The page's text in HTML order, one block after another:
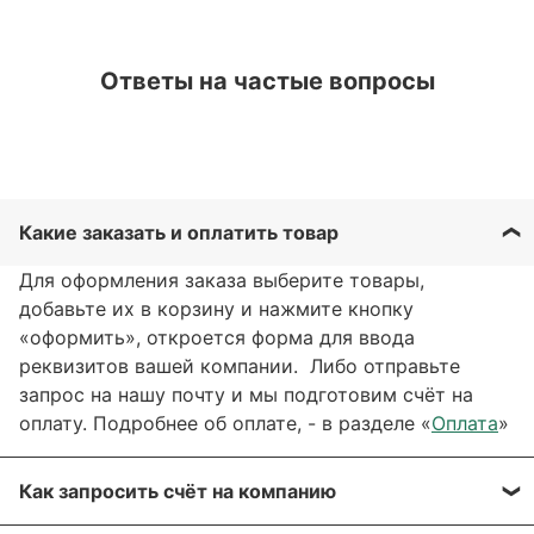
Ответы на частые вопросы
Какие заказать и оплатить товар
Для оформления заказа выберите товары,
добавьте их в корзину и нажмите кнопку
«оформить», откроется форма для ввода
реквизитов вашей компании. Либо отправьте
запрос на нашу почту и мы подготовим счёт на
оплату. Подробнее об оплате, - в разделе «Оплата»
Как запросить счёт на компанию